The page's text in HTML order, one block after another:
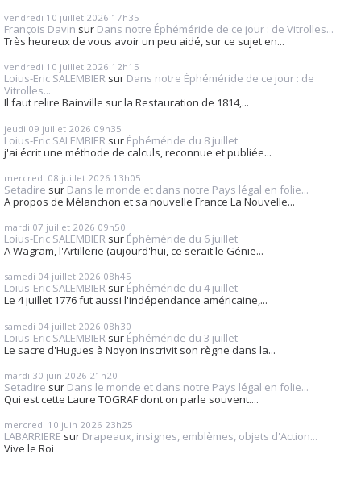
vendredi 10 juillet 2026 17h35
François Davin sur Dans notre Éphéméride de ce jour : de Vitrolles...
Très heureux de vous avoir un peu aidé, sur ce sujet en...
vendredi 10 juillet 2026 12h15
Loius-Eric SALEMBIER sur Dans notre Éphéméride de ce jour : de
Vitrolles...
Il faut relire Bainville sur la Restauration de 1814,...
jeudi 09 juillet 2026 09h35
Loius-Eric SALEMBIER sur Éphéméride du 8 juillet
j'ai écrit une méthode de calculs, reconnue et publiée...
mercredi 08 juillet 2026 13h05
Setadire sur Dans le monde et dans notre Pays légal en folie...
A propos de Mélanchon et sa nouvelle France La Nouvelle...
mardi 07 juillet 2026 09h50
Loius-Eric SALEMBIER sur Éphéméride du 6 juillet
A Wagram, l'Artillerie (aujourd'hui, ce serait le Génie...
samedi 04 juillet 2026 08h45
Loius-Eric SALEMBIER sur Éphéméride du 4 juillet
Le 4 juillet 1776 fut aussi l'indépendance américaine,...
samedi 04 juillet 2026 08h30
Loius-Eric SALEMBIER sur Éphéméride du 3 juillet
Le sacre d'Hugues à Noyon inscrivit son règne dans la...
mardi 30 juin 2026 21h20
Setadire sur Dans le monde et dans notre Pays légal en folie...
Qui est cette Laure TOGRAF dont on parle souvent....
mercredi 10 juin 2026 23h25
LABARRIERE sur Drapeaux, insignes, emblèmes, objets d'Action...
Vive le Roi